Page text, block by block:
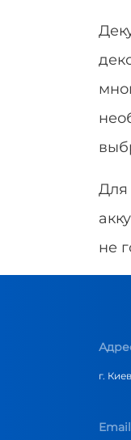
Для
не